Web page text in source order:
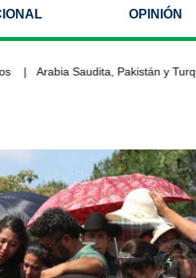
OPINIÓN
Arabia Saudita, Pakistán y Turquía